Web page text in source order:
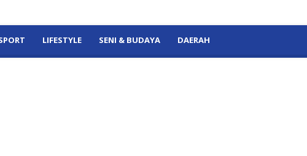
LIFESTYLE SENI & BUDAYA DAERAH